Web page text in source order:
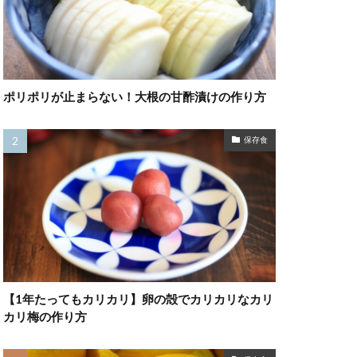
ポリポリが止まらない！大根の甘酢漬けの作り方
保存食
【1年たってもカリカリ】卵の殻でカリカリなカリ
カリ梅の作り方